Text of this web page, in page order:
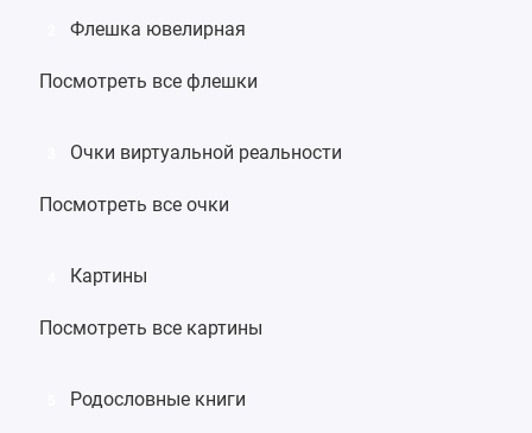
Флешка ювелирная
Посмотреть все флешки
Очки виртуальной реальности
Посмотреть все очки
Картины
Посмотреть все картины
Родословные книги